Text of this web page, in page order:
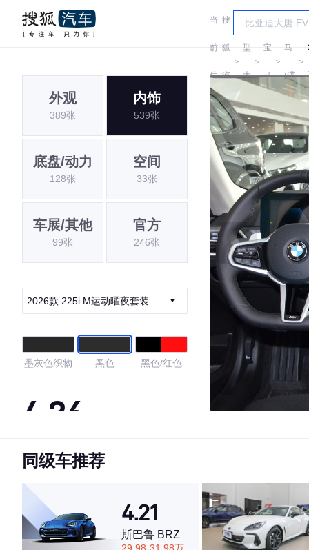
当
前
位
置:
搜
狐
汽
车
＞
车
型
大
全
＞
宝
马
＞
宝
马
(进
＞
外观
389张
内饰
539张
底盘/动力
128张
空间
33张
车展/其他
99张
官方
246张
2026款 225i M运动曜夜套装
墨灰色织物 黑色 黑色/红色
4.36
·外观表现一般，低于75%同级车
·空间表现较为优秀，优于67%同级车
同级车推荐
4.21
斯巴鲁 BRZ